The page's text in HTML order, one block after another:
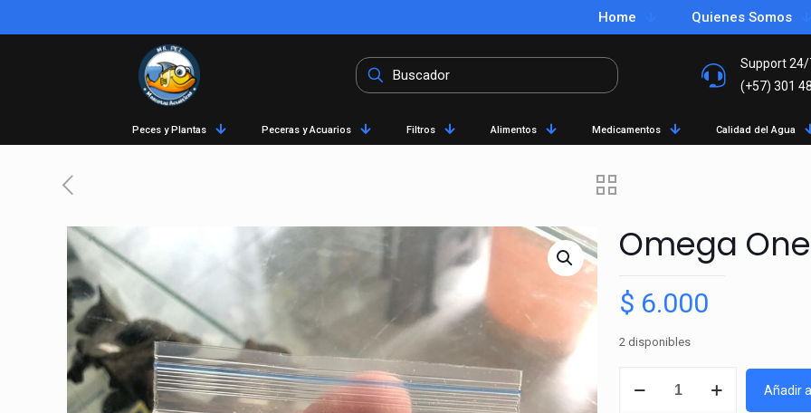
Home Quienes Somos
Support
(+57) 301
Peces y Plantas Peceras y Acuarios Filtros Alimentos Medicamentos Calidad del Agua
Omega
$ 6.000
2 disponibles
Añadir